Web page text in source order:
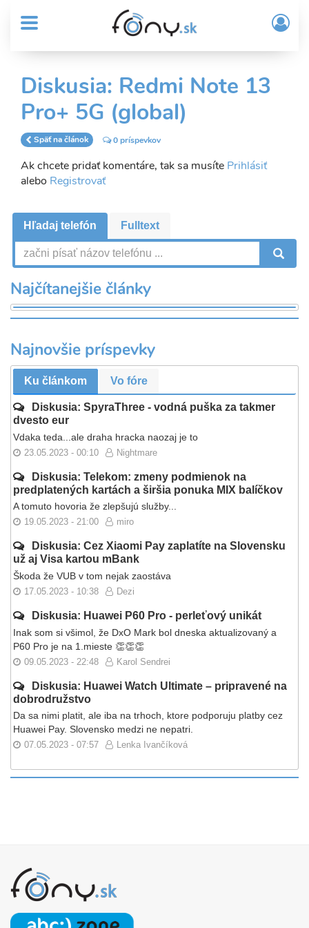
obsah
MENU
Sub
Header
menu
User
account
menu
/
Diskusia: Redmi Note 13
Pro+ 5G (global)
Späť na článok 0 príspevkov
Ak chcete pridať komentáre, tak sa musíte Prihlásiť
alebo Registrovať
Hľadaj telefón Fulltext
Najčítanejšie články
Najnovšie príspevky
Ku článkom Vo fóre
Diskusia: SpyraThree - vodná puška za takmer
dvesto eur
Vdaka teda...ale draha hracka naozaj je to
23.05.2023 - 00:10 Nightmare
Diskusia: Telekom: zmeny podmienok na
predplatených kartách a širšia ponuka MIX balíčkov
A tomuto hovoria že zlepšujú služby...
19.05.2023 - 21:00 miro
Diskusia: Cez Xiaomi Pay zaplatíte na Slovensku
už aj Visa kartou mBank
Škoda že VUB v tom nejak zaostáva
17.05.2023 - 10:38 Dezi
Diskusia: Huawei P60 Pro - perleťový unikát
Inak som si všimol, že DxO Mark bol dneska aktualizovaný a
P60 Pro je na 1.mieste 👏👏👏
09.05.2023 - 22:48 Karol Sendrei
Diskusia: Huawei Watch Ultimate – pripravené na
dobrodružstvo
Da sa nimi platit, ale iba na trhoch, ktore podporuju platby cez
Huawei Pay. Slovensko medzi ne nepatri.
07.05.2023 - 07:57 Lenka Ivančíková